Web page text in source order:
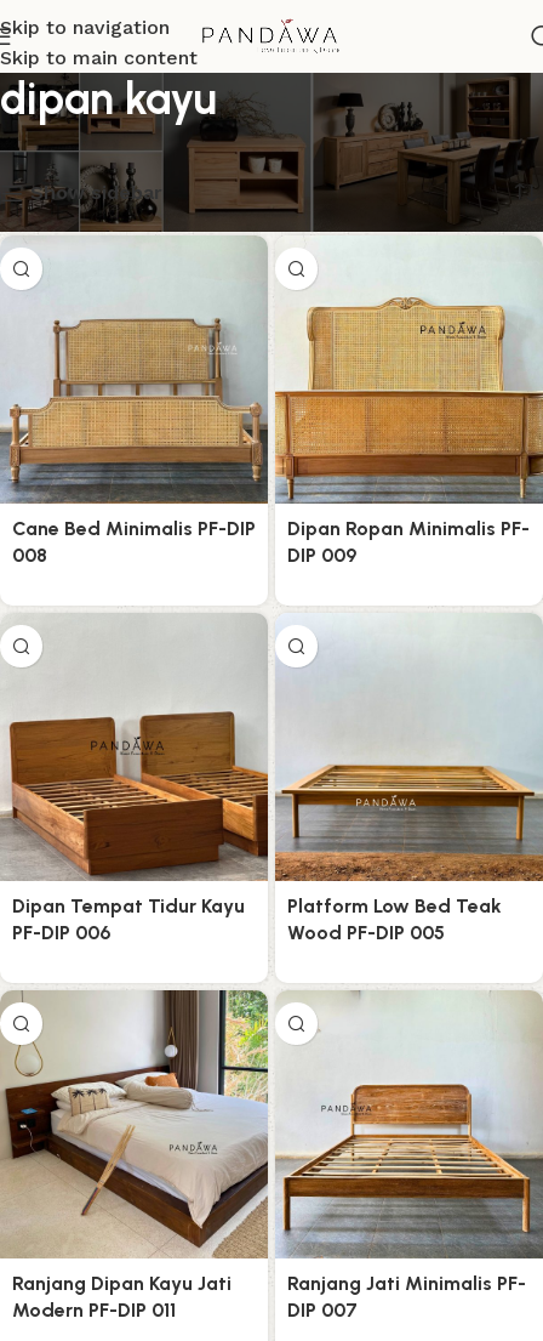
Skip to navigation
Skip to main content
dipan kayu
Menampilkan semua 8 hasil
Show sidebar
Cane Bed Minimalis PF-DIP
008
Dipan Ropan Minimalis PF-
DIP 009
Dipan Tempat Tidur Kayu
PF-DIP 006
Platform Low Bed Teak
Wood PF-DIP 005
Ranjang Dipan Kayu Jati
Modern PF-DIP 011
Ranjang Jati Minimalis PF-
DIP 007